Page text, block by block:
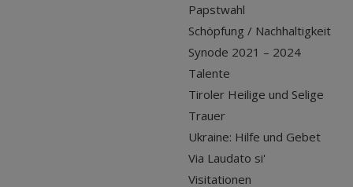
Papstwahl
Schöpfung / Nachhaltigkeit
Synode 2021 – 2024
Talente
Tiroler Heilige und Selige
Trauer
Ukraine: Hilfe und Gebet
Via Laudato si'
Visitationen